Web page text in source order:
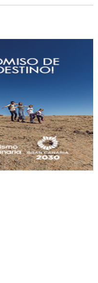
menos de un mes, es muy